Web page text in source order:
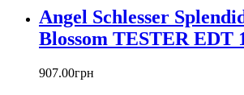
Boucheron
Bourjois
Britney Spears
Bruno Banani
Angel Schlesser
Blossom TESTER EDT
907.00грн